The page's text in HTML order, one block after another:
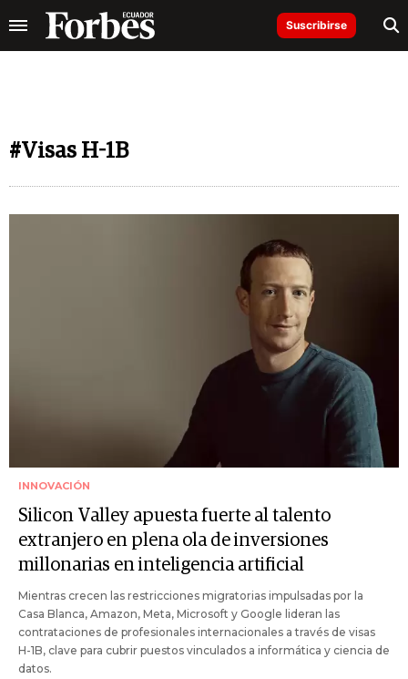
Suscribirse
#Visas H-1B
INNOVACIÓN
Silicon Valley apuesta fuerte al talento
extranjero en plena ola de inversiones
millonarias en inteligencia artificial
Mientras crecen las restricciones migratorias impulsadas por la
Casa Blanca, Amazon, Meta, Microsoft y Google lideran las
contrataciones de profesionales internacionales a través de visas
H-1B, clave para cubrir puestos vinculados a informática y ciencia de
datos.